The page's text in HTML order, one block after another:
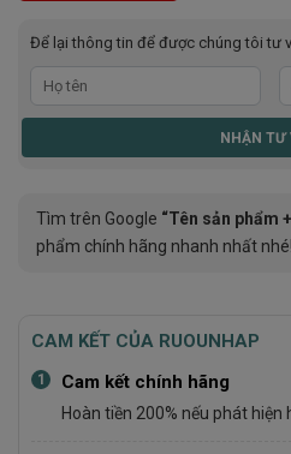
Để lại thông tin để được chúng tôi tư
Tìm trên Google “Tên sản phẩm
phẩm chính hãng nhanh nhất nhé!
CAM KẾT CỦA RUOUNHAP
1 Cam kết chính hãng
Hoàn tiền 200% nếu phát hiện